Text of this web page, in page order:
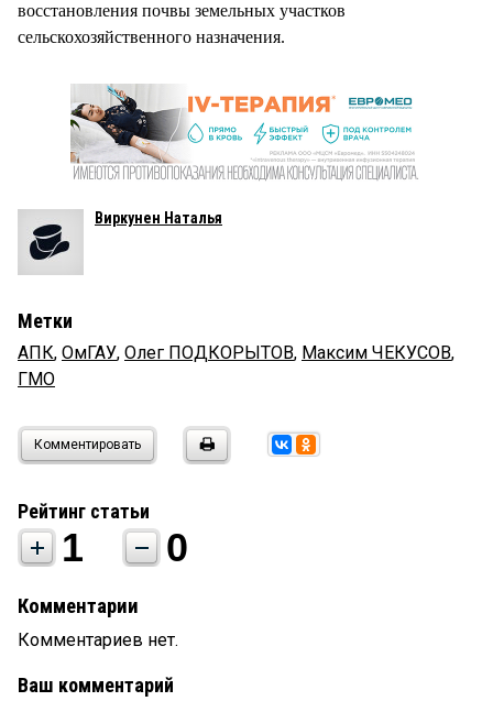
восстановления почвы земельных участков
сельскохозяйственного назначения.
Виркунен Наталья
Метки
АПК, ОмГАУ, Олег ПОДКОРЫТОВ, Максим ЧЕКУСОВ,
ГМО
Комментировать
Рейтинг статьи
1 0
Комментарии
Комментариев нет.
Ваш комментарий